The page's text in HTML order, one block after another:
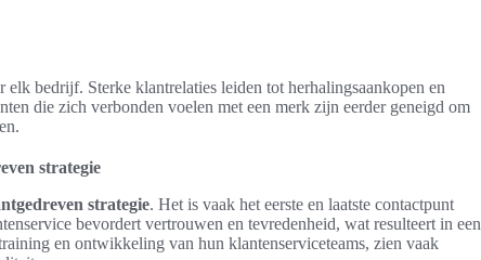
bedrijf. Sterke klantrelaties leiden tot herhalingsaankopen en
die zich verbonden voelen met een merk zijn eerder geneigd om
strategie
strategie. Het is vaak het eerste en laatste contactpunt
bevordert vertrouwen en tevredenheid, wat resulteert in een
en ontwikkeling van hun klantenserviceteams, zien vaak